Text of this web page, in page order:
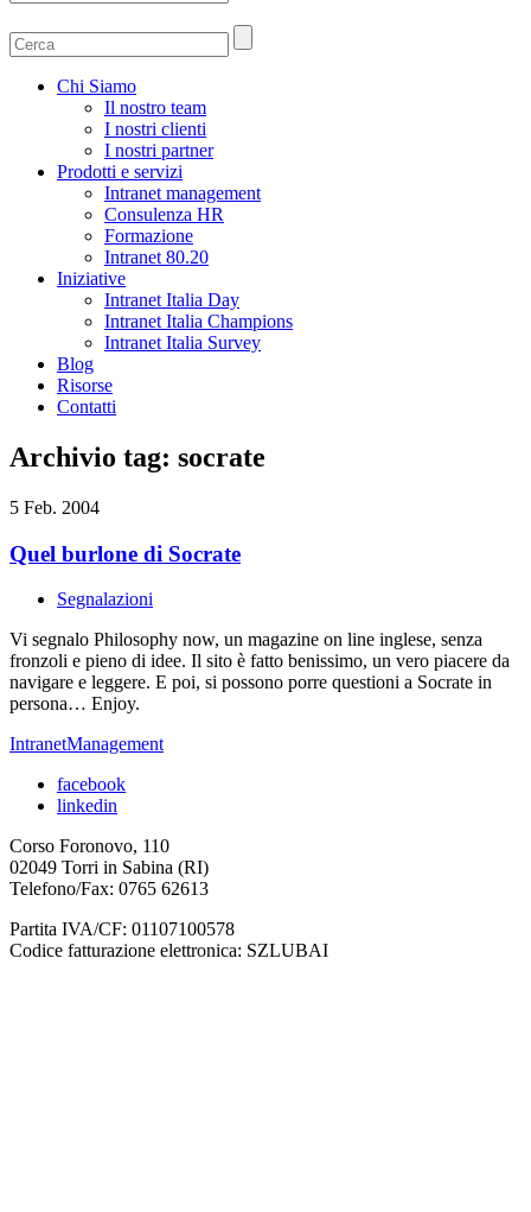
Chi Siamo
Il nostro team
I nostri clienti
I nostri partner
Prodotti e servizi
Intranet management
Consulenza HR
Formazione
Intranet 80.20
Iniziative
Intranet Italia Day
Intranet Italia Champions
Intranet Italia Survey
Blog
Risorse
Contatti
Archivio tag: socrate
5 Feb. 2004
Quel burlone di Socrate
Segnalazioni
Vi segnalo Philosophy now, un magazine on line inglese, senza
fronzoli e pieno di idee. Il sito è fatto benissimo, un vero piacere da
navigare e leggere. E poi, si possono porre questioni a Socrate in
persona… Enjoy.
IntranetManagement
facebook
linkedin
Corso Foronovo, 110
02049 Torri in Sabina (RI)
Telefono/Fax: 0765 62613
Partita IVA/CF: 01107100578
Codice fatturazione elettronica: SZLUBAI